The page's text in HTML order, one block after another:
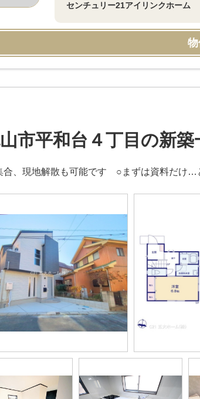
センチュリー21アイリンクホーム
市平和台４丁目の新築
合、現地解散も可能です ○まずは資料だけ